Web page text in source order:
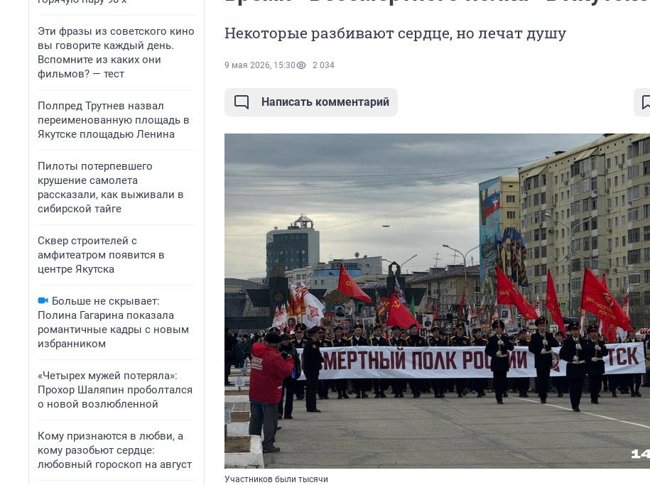
Эти фразы из советского кино
вы говорите каждый день.
Вспомните из каких они
фильмов? — тест
Полпред Трутнев назвал
переименованную площадь в
Якутске площадью Ленина
Пилоты потерпевшего
крушение самолета
рассказали, как выживали в
сибирской тайге
Сквер строителей с
амфитеатром появится в
центре Якутска
Больше не скрывает:
Полина Гагарина показала
романтичные кадры с новым
избранником
«Четырех мужей потеряла»:
Прохор Шаляпин проболтался
о новой возлюбленной
Кому признаются в любви, а
кому разобьют сердце:
любовный гороскоп на август
Некоторые разбивают сердце, но лечат душу
9 мая 2026, 15:30 2 034
Написать комментарий
Участников были тысячи